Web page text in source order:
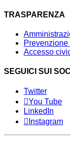
TRASPARENZA
Accesso
SEGUICI SUI
Twitter
You Tube
LinkedIn
Instagram